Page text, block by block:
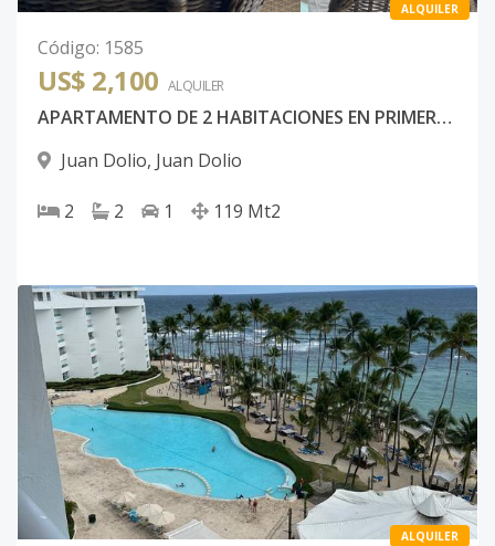
ALQUILER
Código: 1585
US$ 2,100 ALQUILER
APARTAMENTO DE 2 HABITACIONES EN PRIMERA LÍNEA DE PLAYA, LAS OLAS JUAN DOLIO
Juan Dolio, Juan Dolio
2 2 1 119 Mt2
ALQUILER